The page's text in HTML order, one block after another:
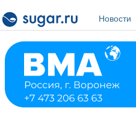
Новости